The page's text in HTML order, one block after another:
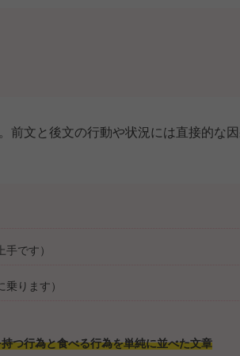
前文と後文の行動や状況には直接的な
です）
ります）
つ行為と食べる行為を単純に並べた文章